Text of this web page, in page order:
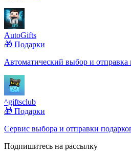
AutoGifts
🎁 Подарки
Автоматический выбор и отправка
^giftsclub
🎁 Подарки
Сервис выбора и отправки
Подпишитесь на рассылку